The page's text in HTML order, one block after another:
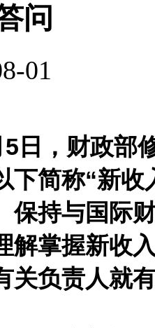
问
01
，财政部
简称“新收
保持与国际
解掌握新收
关负责人就